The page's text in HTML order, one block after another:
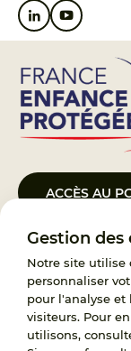
Gestion des
Notre site utilise
personnaliser
pour l'analyse et
visiteurs. Pour
utilisons,
ACCÈS AU
Le Groupement
janvier 2023, a pour
119,
demandes d’accès
Protégée est
l’ensemble des
politique publique à